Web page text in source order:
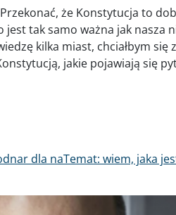
że Konstytucja to
tak samo ważna jak nasza
kilka miast, chciałbym się
jakie pojawiają się
dla naTemat: wiem, jaka